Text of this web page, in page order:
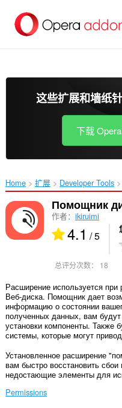
这些扩展和墙纸
下载 Opera
Home 扩展 Developer Tools
Помощник
作者： ikiruimi
4.1 / 5
总评分次数： 18
Расширение используется при
Веб-диска. Помощник дает
информацию о состоянии
полученных данных, вам
установки компоненты. Также
системы, которые могут
Установленное расширение
вам быстро восстановить
недостающие элементы для
Permissions